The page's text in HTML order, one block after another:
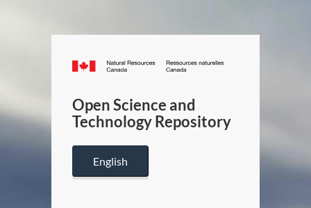
Canada.ca
/
Canada
Open Science and
Technology Repository
English